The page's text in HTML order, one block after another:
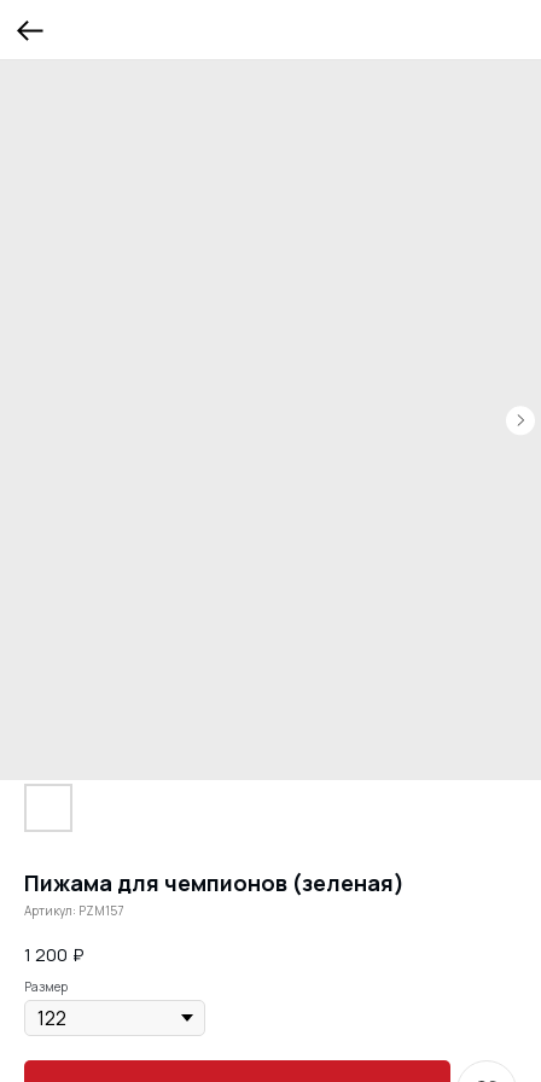
Пижама для чемпионов (зеленая)
Артикул: PZM157
1 200 ₽
Размер